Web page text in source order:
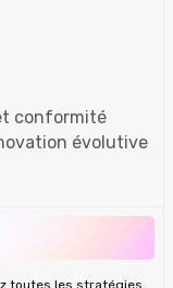
conformité
évolutive